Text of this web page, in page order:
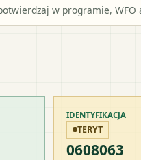
w programie, WFO
IDENTYFIKACJA
TERYT
0608063